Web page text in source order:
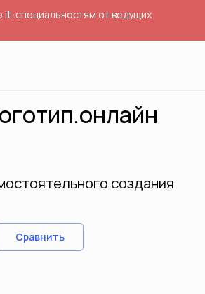
it-специальностям от ведущих
создания
Сравнить